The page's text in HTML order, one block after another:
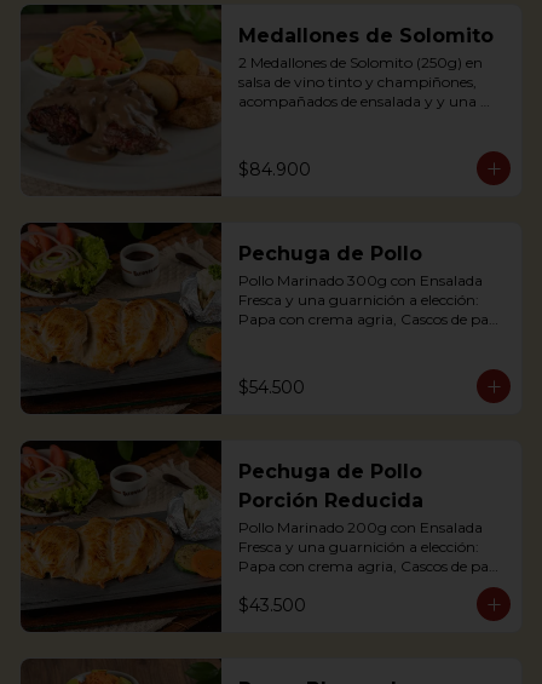
served on a griddle with a baked
potato with sour cream.
Accompanied with a fresh salad and
Chimichurri sauce.
Medallones de Solomito
2 Medallones de Solomito (250g) en
salsa de vino tinto y champiñones,
acompañados de ensalada y y una
maduro relleno de quesito, Palitos de
Yuca, Puré de papa y arracacha
with rustic potatoes and fresh avocado
salad
$84.900
Pechuga de Pollo
Pollo Marinado 300g con Ensalada
Fresca y una guarnición a elección:
Papa con crema agria, Cascos de papa
y arracacha.
with a fresh salad.
$54.500
Pechuga de Pollo
Porción Reducida
Pollo Marinado 200g con Ensalada
Fresca y una guarnición a elección:
Papa con crema agria, Cascos de papa
quesito, Palitos de Yuca, Puré de papa
y arracacha. (Foto Porción Completa)
$43.500